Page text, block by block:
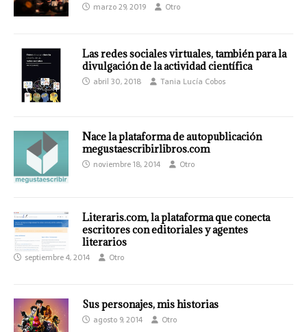
marzo 29, 2019 Otro
Las redes sociales virtuales, también para la
divulgación de la actividad científica
abril 30, 2018 Tania Lucía Cobos
Nace la plataforma de autopublicación
megustaescribirlibros.com
noviembre 18, 2014 Otro
Literaris.com, la plataforma que conecta
escritores con editoriales y agentes
literarios
septiembre 4, 2014 Otro
Sus personajes, mis historias
agosto 9, 2014 Otro